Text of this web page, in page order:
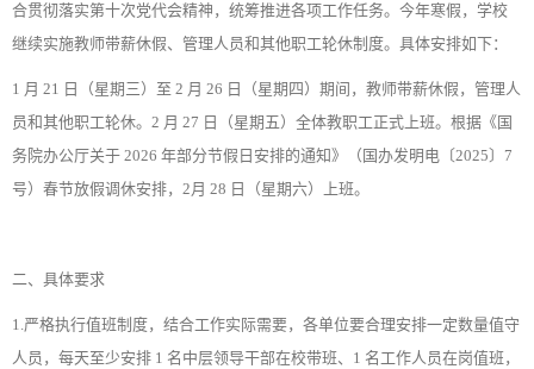
合贯彻落实第十次党代会精神，统筹推进各项工作任务。今年寒假，学校
继续实施教师带薪休假、管理人员和其他职工轮休制度。具体安排如下：
1 月 21 日（星期三）至 2 月 26 日（星期四）期间，教师带薪休假，管理人
员和其他职工轮休。2 月 27 日（星期五）全体教职工正式上班。根据《国
务院办公厅关于 2026 年部分节假日安排的通知》（国办发明电〔2025〕7
号）春节放假调休安排，2月 28 日（星期六）上班。
二、具体要求
1.严格执行值班制度，结合工作实际需要，各单位要合理安排一定数量值守
人员，每天至少安排 1 名中层领导干部在校带班、1 名工作人员在岗值班，